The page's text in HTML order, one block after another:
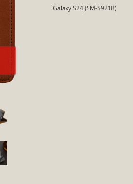
Galaxy S24 (SM-S921B)